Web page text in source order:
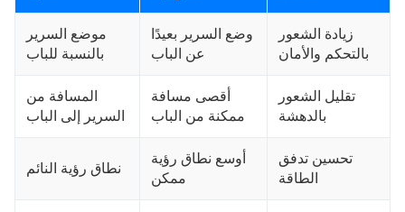
موضع السرير
بالنسبة للباب
وضع السرير بعيدًا
عن الباب
زيادة الشعور
بالتحكم والأمان
المسافة من
السرير إلى الباب
أقصى مسافة
ممكنة من الباب
تقليل الشعور
بالدهشة
نطاق رؤية النائم
أوسع نطاق رؤية
ممكن
تحسين تدفق
الطاقة